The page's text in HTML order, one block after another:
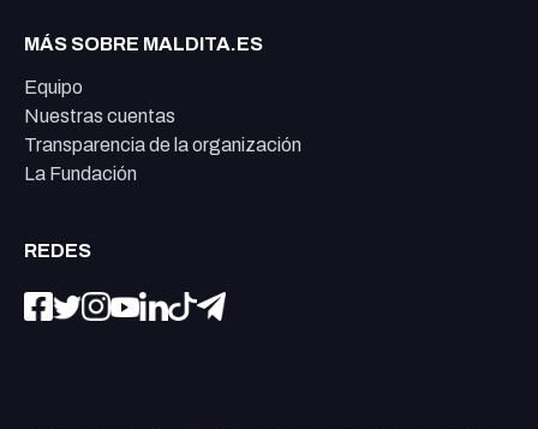
MÁS SOBRE MALDITA.ES
Equipo
Nuestras cuentas
Transparencia de la organización
La Fundación
REDES